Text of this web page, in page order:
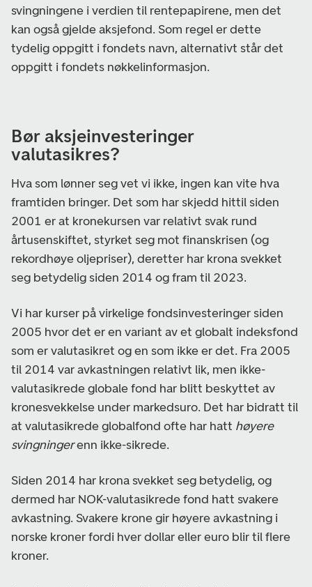
svingningene i verdien til rentepapirene, men det
kan også gjelde aksjefond. Som regel er dette
tydelig oppgitt i fondets navn, alternativt står det
oppgitt i fondets nøkkelinformasjon.
Bør aksjeinvesteringer
valutasikres?
Hva som lønner seg vet vi ikke, ingen kan vite hva
framtiden bringer. Det som har skjedd hittil siden
2001 er at kronekursen var relativt svak rund
årtusenskiftet, styrket seg mot finanskrisen (og
rekordhøye oljepriser), deretter har krona svekket
seg betydelig siden 2014 og fram til 2023.
Vi har kurser på virkelige fondsinvesteringer siden
2005 hvor det er en variant av et globalt indeksfond
som er valutasikret og en som ikke er det. Fra 2005
til 2014 var avkastningen relativt lik, men ikke-
valutasikrede globale fond har blitt beskyttet av
kronesvekkelse under markedsuro. Det har bidratt til
at valutasikrede globalfond ofte har hatt høyere
svingningerenn ikke-sikrede.
Siden 2014 har krona svekket seg betydelig, og
dermed har NOK-valutasikrede fond hatt svakere
avkastning. Svakere krone gir høyere avkastning i
norske kroner fordi hver dollar eller euro blir til flere
kroner.